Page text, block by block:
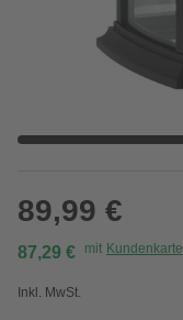
89,99 €
87,29 € mit Kundenkarte
Inkl. MwSt.